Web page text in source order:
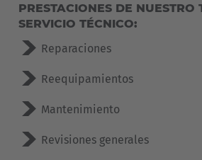
EUROPE
Cesko
PRESTACIONES DE NUESTRO
SERVICIO TÉCNICO:
Reparaciones
Reequipamientos
Mantenimiento
Revisiones generales